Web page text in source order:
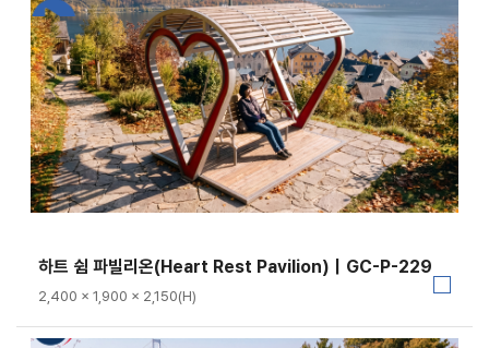
하트 쉼 파빌리온(Heart Rest Pavilion)｜GC-P-229
2,400 × 1,900 × 2,150(H)